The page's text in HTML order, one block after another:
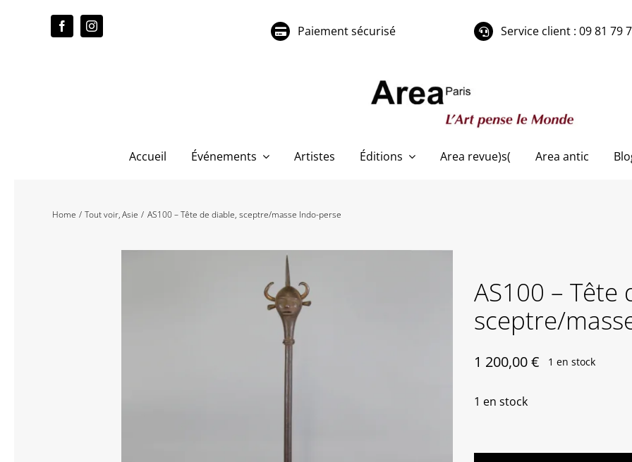
Paiement sécurisé Service client : 09 81 79
Accueil Événements Artistes Éditions Area revue)s( Area antic
Home Tout voir Asie AS100 – Tête de diable, sceptre/masse Indo-perse
AS100 – Tête
sceptre/
1 200,00€ 1 en stock
1 en stock